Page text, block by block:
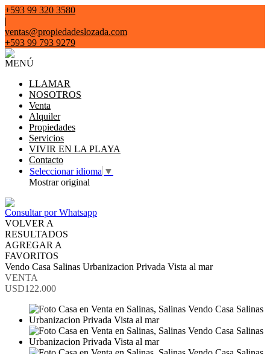
+593 99 320 3580
|
ventas@propiedadeslozada.com
+593 99 793 9279
MENÚ
LLAMAR
NOSOTROS
Venta
Alquiler
Propiedades
Servicios
VIVIR EN LA PLAYA
Contacto
Seleccionar idioma ▼
Mostrar original
Consultar por Whatsapp
VOLVER A
RESULTADOS
AGREGAR A
FAVORITOS
Vendo Casa Salinas Urbanizacion Privada Vista al mar
VENTA
USD122.000